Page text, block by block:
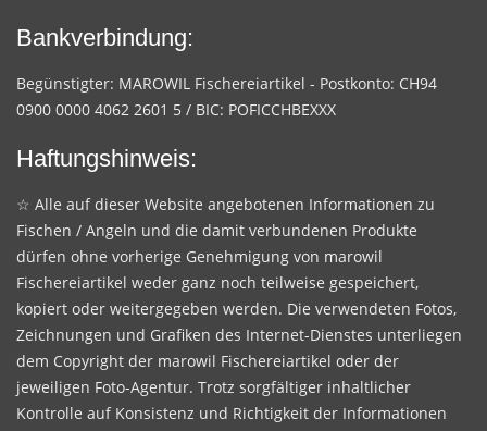
Bankverbindung:
Begünstigter: MAROWIL Fischereiartikel - Postkonto: CH94
0900 0000 4062 2601 5 / BIC: POFICCHBEXXX
Haftungshinweis:
☆ Alle auf dieser Website angebotenen Informationen zu
Fischen / Angeln und die damit verbundenen Produkte
dürfen ohne vorherige Genehmigung von marowil
Fischereiartikel weder ganz noch teilweise gespeichert,
kopiert oder weitergegeben werden. Die verwendeten Fotos,
Zeichnungen und Grafiken des Internet-Dienstes unterliegen
dem Copyright der marowil Fischereiartikel oder der
jeweiligen Foto-Agentur. Trotz sorgfältiger inhaltlicher
Kontrolle auf Konsistenz und Richtigkeit der Informationen